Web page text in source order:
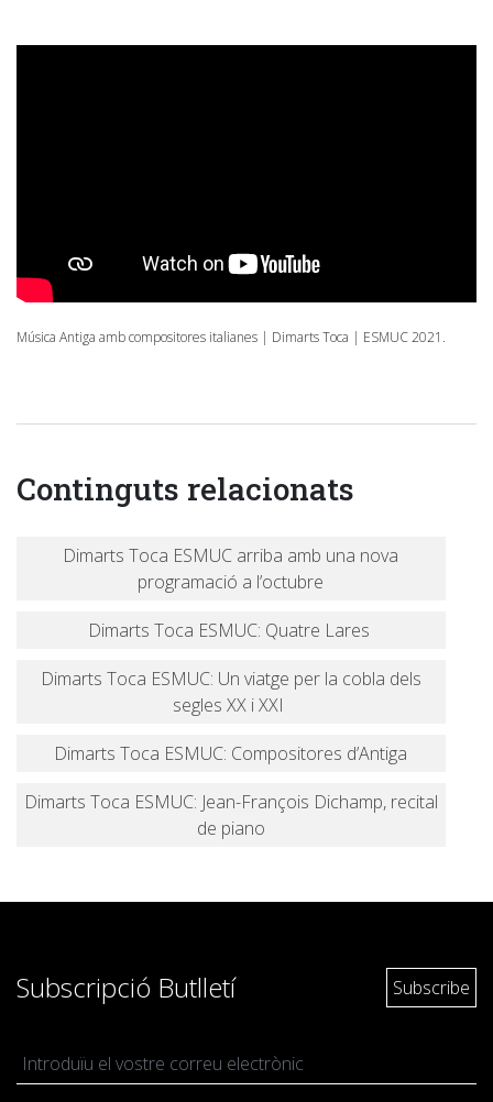
Música Antiga amb compositores italianes | Dimarts Toca | ESMUC 2021.
Continguts relacionats
Dimarts Toca ESMUC arriba amb una nova
programació a l’octubre
Dimarts Toca ESMUC: Quatre Lares
Dimarts Toca ESMUC: Un viatge per la cobla dels
segles XX i XXI
Dimarts Toca ESMUC: Compositores d’Antiga
Dimarts Toca ESMUC: Jean-François Dichamp, recital
de piano
Subscripció Butlletí